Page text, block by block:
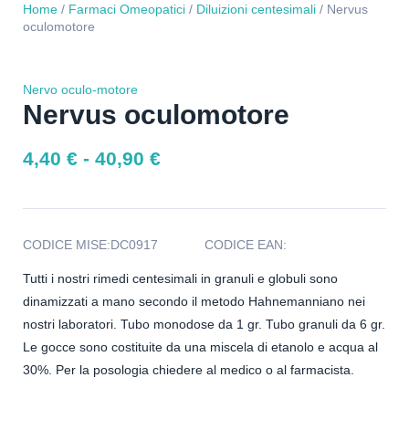
Home / Farmaci Omeopatici / Diluizioni centesimali / Nervus
oculomotore
Nervo oculo-motore
Nervus oculomotore
4,40 € - 40,90 €
CODICE MISE:DC0917 CODICE EAN:
Tutti i nostri rimedi centesimali in granuli e globuli sono
dinamizzati a mano secondo il metodo Hahnemanniano nei
nostri laboratori. Tubo monodose da 1 gr. Tubo granuli da 6 gr.
Le gocce sono costituite da una miscela di etanolo e acqua al
30%. Per la posologia chiedere al medico o al farmacista.